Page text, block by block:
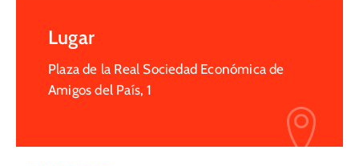
Lugar
Plaza de la Real Sociedad Económica de
Amigos del País, 1